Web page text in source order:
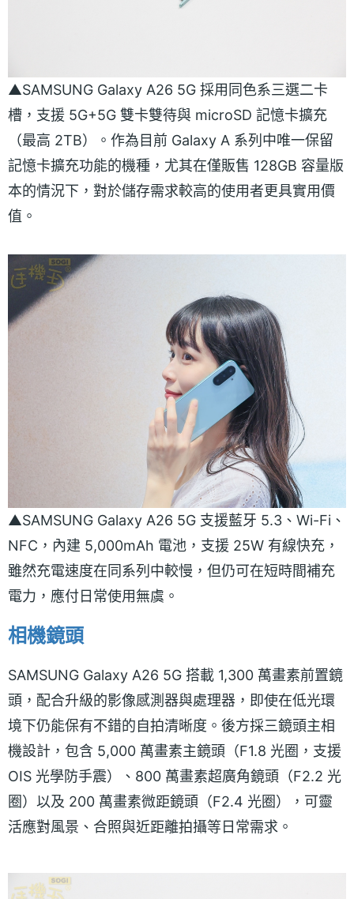
▲SAMSUNG Galaxy A26 5G 採用同色系三選二卡
槽，支援 5G+5G 雙卡雙待與 microSD 記憶卡擴充
（最高 2TB）。作為目前 Galaxy A 系列中唯一保留
記憶卡擴充功能的機種，尤其在僅販售 128GB 容量版
本的情況下，對於儲存需求較高的使用者更具實用價
值。
▲SAMSUNG Galaxy A26 5G 支援藍牙 5.3、Wi-Fi、
NFC，內建 5,000mAh 電池，支援 25W 有線快充，
雖然充電速度在同系列中較慢，但仍可在短時間補充
電力，應付日常使用無虞。
相機鏡頭
SAMSUNG Galaxy A26 5G 搭載 1,300 萬畫素前置鏡
頭，配合升級的影像感測器與處理器，即使在低光環
境下仍能保有不錯的自拍清晰度。後方採三鏡頭主相
機設計，包含 5,000 萬畫素主鏡頭（F1.8 光圈，支援
OIS 光學防手震）、800 萬畫素超廣角鏡頭（F2.2 光
圈）以及 200 萬畫素微距鏡頭（F2.4 光圈），可靈
活應對風景、合照與近距離拍攝等日常需求。